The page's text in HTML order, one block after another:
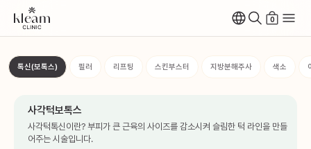
0
톡신(보톡스) 필러 리프팅 스킨부스터 지방분해주사 색소
사각턱보톡스
사각턱톡신이란? 부피가 큰 근육의 사이즈를 감소시켜 슬림한 턱 라인을 만들
어주는 시술입니다.